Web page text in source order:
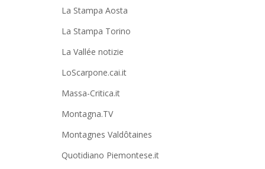
La Stampa Aosta
La Stampa Torino
La Vallée notizie
LoScarpone.cai.it
Massa-Critica.it
Montagna.TV
Montagnes Valdôtaines
Quotidiano Piemontese.it